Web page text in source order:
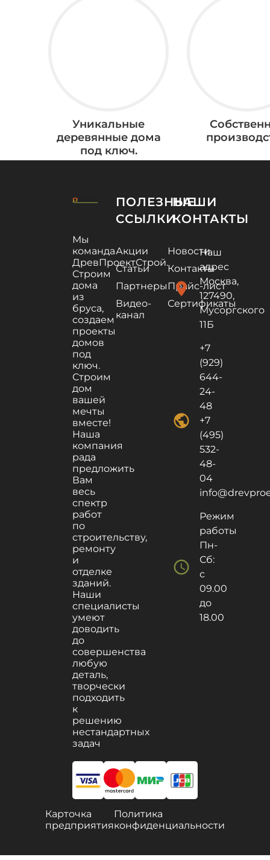
Уникальные
деревянные дома
под ключ.
Мы
команда
ДревПроектСтрой.
Строим
дома
из
бруса,
создаем
проекты
домов
под
ключ.
Строим
дом
вашей
мечты
вместе!
Наша
компания
рада
предложить
Вам
весь
спектр
работ
по
строительству,
ремонту
и
отделке
зданий.
Наши
специалисты
умеют
доводить
до
совершенства
любую
деталь,
творчески
подходить
к
решению
нестандартных
задач
ПОЛЕЗНЫЕ
ССЫЛКИ
Акции
Новости
Статьи
Контакты
Партнеры Прайс-лист
Видео-
канал
Сертификаты
НАШИ
КОНТАКТЫ
location_on
Наш
адрес
Москва,
127490,
Мусоргского
11Б
public
+7
(929)
644-
24-
48
+7
(495)
532-
48-
04
schedule
Режим
работы
Пн-
Сб:
с
09.00
до
18.00
Карточка
предприятия
Политика
конфиденциальности